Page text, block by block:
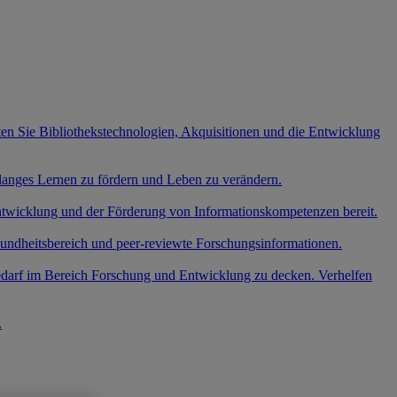
Sie Bibliothekstechnologien, Akquisitionen und die Entwicklung
Lernen zu fördern und Leben zu verändern.
und der Förderung von Informationskompetenzen bereit.
und peer-reviewte Forschungsinformationen.
im Bereich Forschung und Entwicklung zu decken. Verhelfen